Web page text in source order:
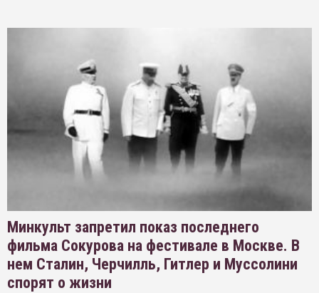
Минкульт запретил показ последнего
фильма Сокурова на фестивале в Москве. В
нем Сталин, Черчилль, Гитлер и Муссолини
спорят о жизни